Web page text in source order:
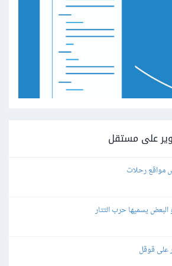
على مستقل
يسميها حرب التتار
على قوقل